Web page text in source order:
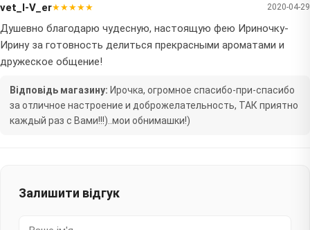
vet_I-V_er★★★★★ 2020-04-29
Душевно благодарю чудесную, настоящую фею Ириночку-
Ирину за готовность делиться прекрасными ароматами и
дружеское общение!
Відповідь магазину: Ирочка, огромное спасибо-при-спасибо
за отличное настроение и доброжелательность, ТАК приятно
каждый раз с Вами!!!)..мои обнимашки!)
Залишити відгук